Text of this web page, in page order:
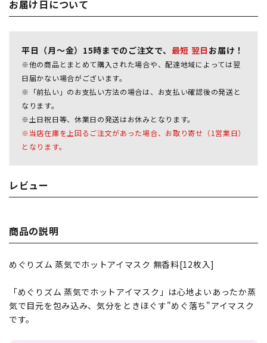
お届け日について
平日（月～金）15時までのご注文で、 最短 翌日 お届け！
※他の商品とまとめて購入された場合や、配達地域によっては翌
日届かない場合がございます。
※「前払い」のお支払い方法の場合は、お支払い確認後の発送と
なります。
※土日祝日等、休業日の発送はお休みとなります。
※当店在庫を上回るご注文があった場合、お取り寄せ（1営業日）
となります。
レビュー
商品の説明
めぐりズム 蒸気でホットアイマスク 無香料[12枚入]
「めぐりズム 蒸気でホットアイマスク」は心地よいあったか蒸
気で目元を包み込み、気分をときほぐす"めぐ落ち"アイマスク
です。